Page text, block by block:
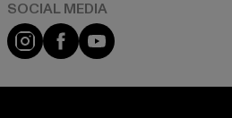
Instagram
FacebookYouTube